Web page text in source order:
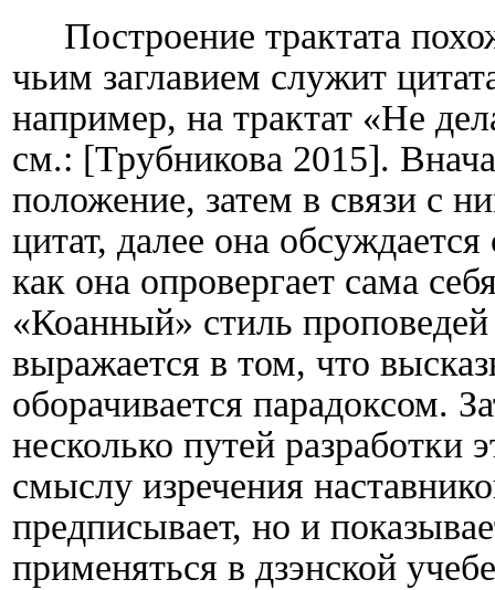
Построение трактата
чьим заглавием служит
например, на трактат «Не
см.: [Трубникова 2015].
положение, затем в связи с
цитат, далее она
как она опровергает сама
«Коанный» стиль
выражается в том, что
оборачивается парадоксом.
несколько путей разработки
смыслу изречения
предписывает, но и
применяться в дзэнской